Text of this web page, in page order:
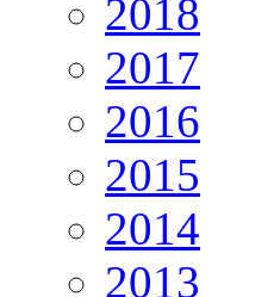
2018
2017
2016
2015
2014
2013